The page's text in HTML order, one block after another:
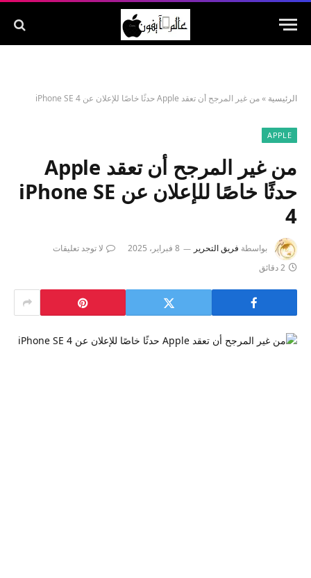
الرئيسية »من غير المرجح أن تعقد Apple حدثًا خاصًا للإعلان عن iPhone SE 4
APPLE
من غير المرجح أن تعقد Apple
حدثًا خاصًا للإعلان عن iPhone SE
4
بواسطة فريق التحرير 8 فبراير، 2025
لا توجد تعليقات
2 دقائق